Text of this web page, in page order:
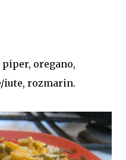
piper, oregano,
iute, rozmarin.